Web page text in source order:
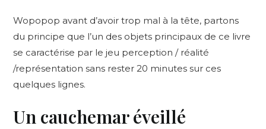
Wopopop avant d’avoir trop mal à la tête, partons
du principe que l’un des objets principaux de ce livre
se caractérise par le jeu perception / réalité
/représentation sans rester 20 minutes sur ces
quelques lignes.
Un cauchemar éveillé